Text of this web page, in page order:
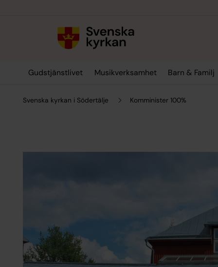
Gudstjänstlivet Musikverksamhet Barn & Familj
Svenska kyrkan i Södertälje Komminister 100%